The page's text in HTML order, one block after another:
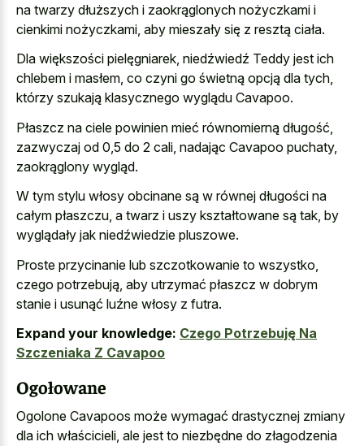
na twarzy dłuższych i zaokrąglonych nożyczkami i
cienkimi nożyczkami, aby mieszały się z resztą ciała.
Dla większości pielęgniarek, niedźwiedź Teddy jest ich
chlebem i masłem, co czyni go świetną opcją dla tych,
którzy szukają klasycznego wyglądu Cavapoo.
Płaszcz na ciele powinien mieć równomierną długość,
zazwyczaj od 0,5 do 2 cali, nadając Cavapoo puchaty,
zaokrąglony wygląd.
W tym stylu włosy obcinane są w równej długości na
całym płaszczu, a twarz i uszy kształtowane są tak, by
wyglądały jak niedźwiedzie pluszowe.
Proste przycinanie lub szczotkowanie to wszystko,
czego potrzebują, aby utrzymać płaszcz w dobrym
stanie i usunąć luźne włosy z futra.
Expand your knowledge: Czego Potrzebuję Na
Szczeniaka Z Cavapoo
Ogołowane
Ogolone Cavapoos może wymagać drastycznej zmiany
dla ich właścicieli, ale jest to niezbędne do złagodzenia